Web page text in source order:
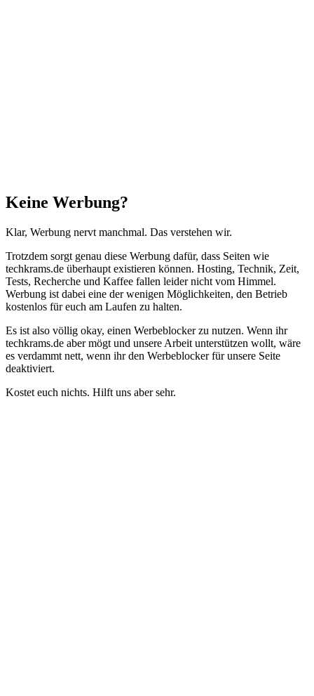
Schließen
Keine Werbung?
Klar, Werbung nervt manchmal. Das verstehen wir.
Trotzdem sorgt genau diese Werbung dafür, dass Seiten wie
techkrams.de überhaupt existieren können. Hosting, Technik, Zeit,
Tests, Recherche und Kaffee fallen leider nicht vom Himmel.
Werbung ist dabei eine der wenigen Möglichkeiten, den Betrieb
kostenlos für euch am Laufen zu halten.
Es ist also völlig okay, einen Werbeblocker zu nutzen. Wenn ihr
techkrams.de aber mögt und unsere Arbeit unterstützen wollt, wäre
es verdammt nett, wenn ihr den Werbeblocker für unsere Seite
deaktiviert.
Kostet euch nichts. Hilft uns aber sehr.